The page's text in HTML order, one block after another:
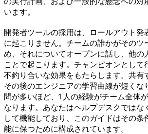
います。
開発者ツールの採用は、ロールアウト発
に起こりません。チームの誰かがそのツ
め、それについてオープンに話し、他の
ことで起こります。チャンピオンとして
不釣り合いな効果をもたらします。共有
その後のエンジニアの学習曲線が短くな
問が多いほど、1 人の経験がチーム全体
なります。あなたはヘルプデスクではな
して機能しており、このガイドはその条
能に保つために構成されています。